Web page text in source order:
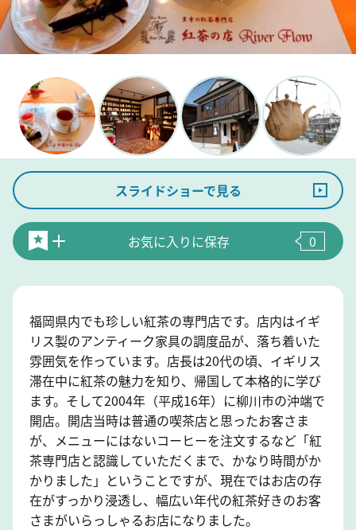
スライドショーで見る
お気に入りに保存 0
福岡県内でも珍しい紅茶の専門店です。店内はイギ
リス製のアンティーク家具の調度品が、落ち着いた
雰囲気を作っています。店長は20代の頃、イギリス
滞在中に紅茶の魅力を知り、帰国して本格的に学び
ます。そして2004年（平成16年）に柳川市の沖端で
開店。開店当時は普通の喫茶店と思ったお客さま
が、メニューにはないコーヒーを注文するなど「紅
茶専門店と認識していただくまで、かなり時間がか
かりました」ということですが、現在ではお店の存
在がすっかり浸透し、幅広い年代の紅茶好きのお客
さまがいらっしゃるお店になりました。